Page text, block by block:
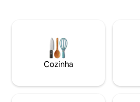
Bouda e a barragem de Pastvinská
também ficam nas proximidades. Nas
estações de verão (de 15/06 a 15/09) e
inverno (de 15/12 a 15/03), apenas
toda a semana podem ser reservadas.
Cozinha